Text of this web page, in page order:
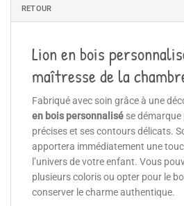
RETOUR
Lion en bois
maîtresse de la
Fabriqué avec soin grâce à une
en bois personnalisé se
précises et ses contours délicats.
apportera immédiatement une
l’univers de votre enfant. Vous
plusieurs coloris ou opter pour le
conserver le charme authentique.